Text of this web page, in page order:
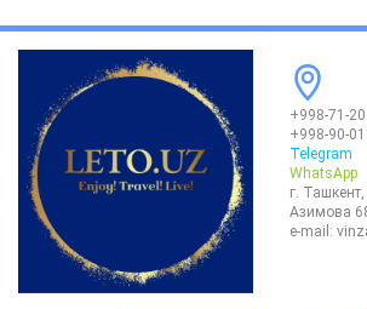
+998-71-
+998-90-
Telegram
WhatsApp
г.
Азимова
e-mail: